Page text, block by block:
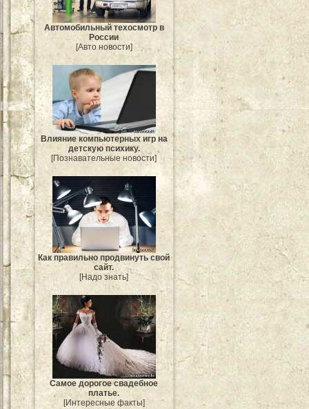
Автомобильный техосмотр в
России
[Авто новости]
Влияние компьютерных игр на
детскую психику.
[Познавательные новости]
Как правильно продвинуть свой
сайт.
[Надо знать]
Самое дорогое свадебное
платье.
[Интересные факты]